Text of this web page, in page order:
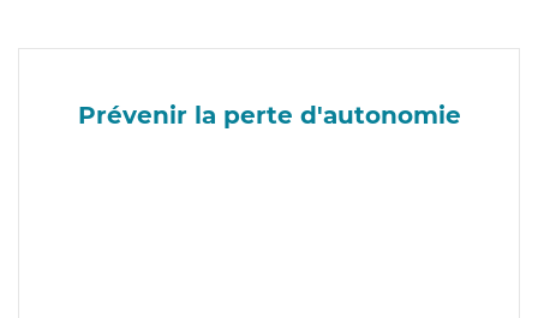
Prévenir la perte d'autonomie